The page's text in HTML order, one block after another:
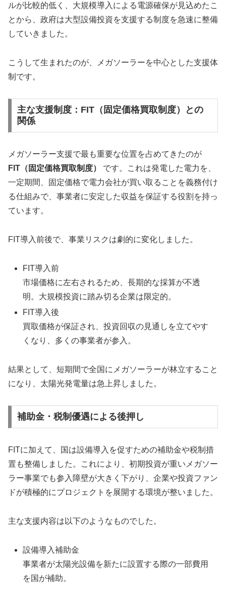
ルが比較的低く、大規模導入による電源確保が見込めたこ
とから、政府は大型設備投資を支援する制度を急速に整備
していきました。
こうして生まれたのが、メガソーラーを中心とした支援体
制です。
主な支援制度：FIT（固定価格買取制度）との
関係
メガソーラー支援で最も重要な位置を占めてきたのが
FIT（固定価格買取制度）
です。これは発電した電力を、
一定期間、固定価格で電力会社が買い取ることを義務付け
る仕組みで、事業者に安定した収益を保証する役割を持っ
ています。
FIT導入前後で、事業リスクは劇的に変化しました。
FIT導入前
市場価格に左右されるため、長期的な採算が不透
明。大規模投資に踏み切る企業は限定的。
FIT導入後
買取価格が保証され、投資回収の見通しを立てやす
くなり、多くの事業者が参入。
結果として、短期間で全国にメガソーラーが林立すること
になり、太陽光発電量は急上昇しました。
補助金・税制優遇による後押し
FITに加えて、国は設備導入を促すための補助金や税制措
置も整備しました。これにより、初期投資が重いメガソー
ラー事業でも参入障壁が大きく下がり、企業や投資ファン
ドが積極的にプロジェクトを展開する環境が整いました。
主な支援内容は以下のようなものでした。
設備導入補助金
事業者が太陽光設備を新たに設置する際の一部費用
を国が補助。